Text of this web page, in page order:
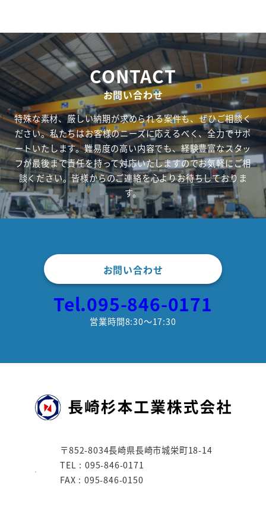
CONTACT
お問い合わせ
特殊な素材、厳しい納期が求められる案件も、ぜひご相談く
ださい。私たちはお客様のニーズに応えるべく、全力でサポ
ートいたします。難易度の高い内容でも、経験豊富なスタッ
フが最後まで責任を持って対応いたしますのでお気軽にご相
談ください。皆様からのご連絡を心よりお待ちしておりま
す。
お問い合わせ
Tel.095-846-0171
営業時間8:30～17:30
〒852-8034長崎県長崎市城栄町18-14
TEL : 095-846-0171
FAX : 095-846-0150